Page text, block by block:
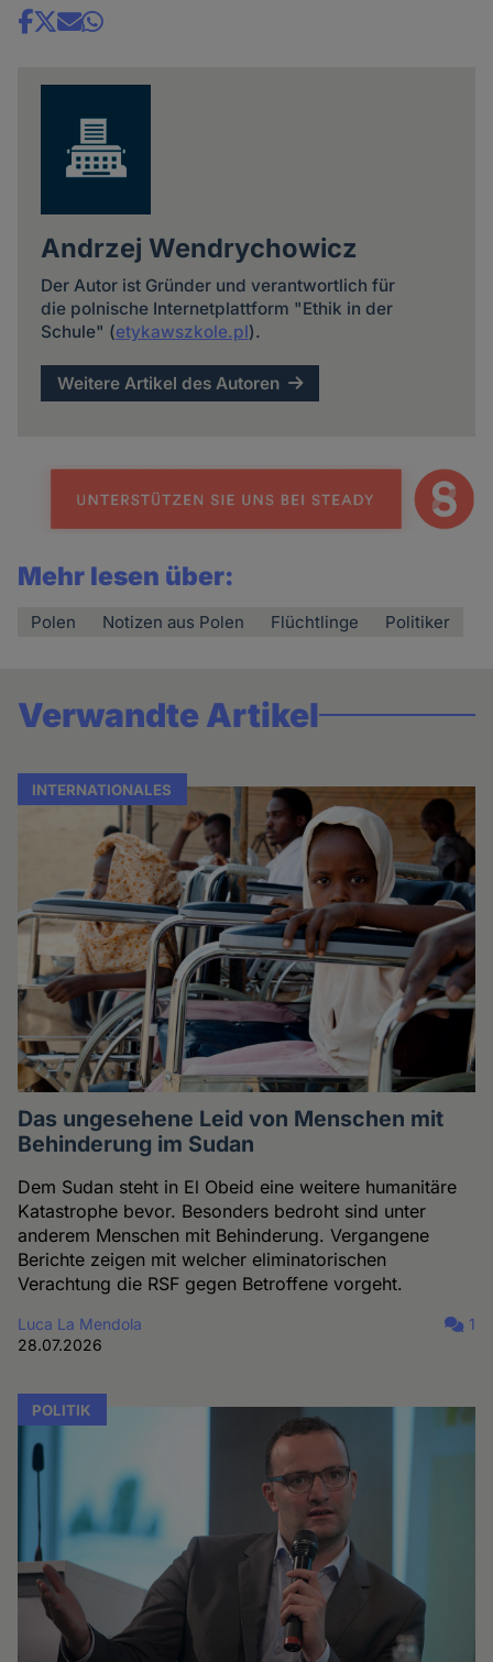
Share
Andrzej Wendrychowicz
Der Autor ist Gründer und verantwortlich für
die polnische Internetplattform "Ethik in der
Schule" (etykawszkole.pl).
Weitere Artikel des Autoren
Mehr lesen über:
Polen Notizen aus Polen Flüchtlinge Politiker
Verwandte Artikel
INTERNATIONALES
Das ungesehene Leid von Menschen mit
Behinderung im Sudan
Dem Sudan steht in El Obeid eine weitere humanitäre
Katastrophe bevor. Besonders bedroht sind unter
anderem Menschen mit Behinderung. Vergangene
Berichte zeigen mit welcher eliminatorischen
Verachtung die RSF gegen Betroffene vorgeht.
Luca La Mendola
28.07.2026
1
POLITIK